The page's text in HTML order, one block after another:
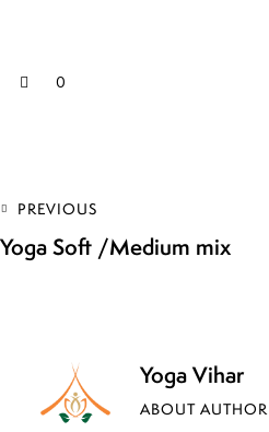
0
PREVIOUS
Yoga Soft /Medium mix
Yoga Vihar
ABOUT AUTHOR